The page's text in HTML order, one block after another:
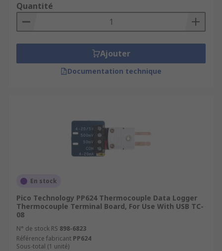
Quantité
Ajouter
Documentation technique
En stock
Pico Technology PP624 Thermocouple Data Logger
Thermocouple Terminal Board, For Use With USB TC-
08
N° de stock RS 898-6823
Référence fabricant PP624
Sous-total (1 unité)